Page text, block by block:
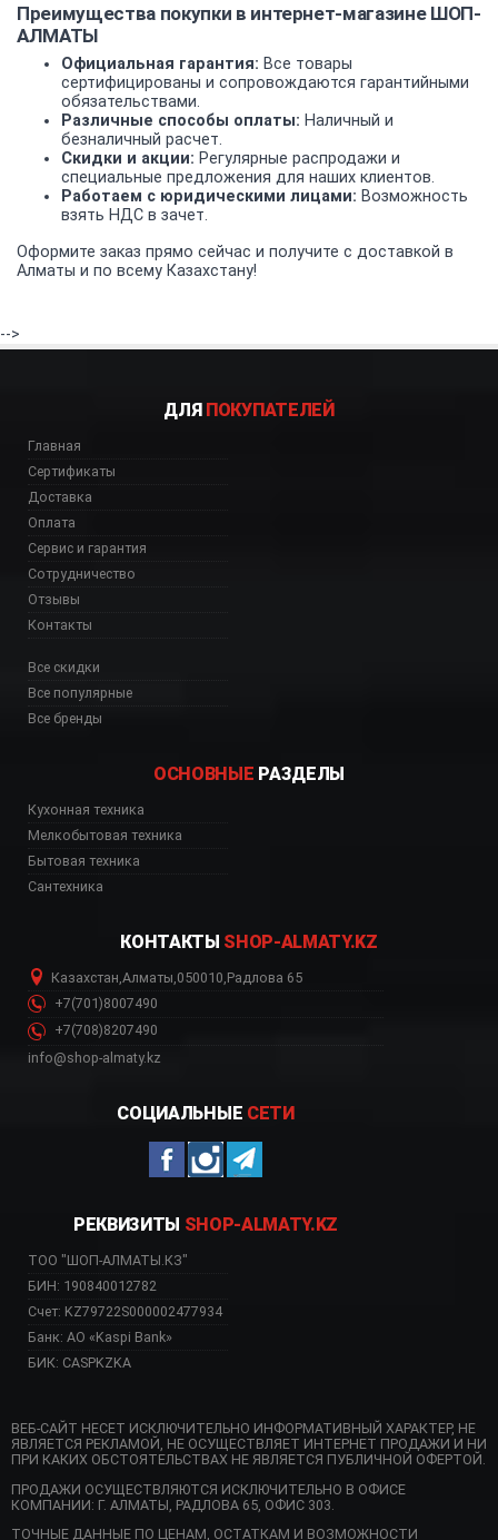
Преимущества покупки в интернет-магазине ШОП-
АЛМАТЫ
Официальная гарантия: Все товары
сертифицированы и сопровождаются гарантийными
обязательствами.
Различные способы оплаты: Наличный и
безналичный расчет.
Скидки и акции: Регулярные распродажи и
специальные предложения для наших клиентов.
Работаем с юридическими лицами: Возможность
взять НДС в зачет.
Оформите заказ прямо сейчас и получите с доставкой в
Алматы и по всему Казахстану!
-->
ДЛЯ ПОКУПАТЕЛЕЙ
Главная
Сертификаты
Доставка
Оплата
Сервис и гарантия
Сотрудничество
Отзывы
Контакты
Все скидки
Все популярные
Все бренды
ОСНОВНЫЕ РАЗДЕЛЫ
Кухонная техника
Мелкобытовая техника
Бытовая техника
Сантехника
КОНТАКТЫ SHOP-ALMATY.KZ
Казахстан Алматы 050010 Радлова 65
+7(701)8007490
+7(708)8207490
info@shop-almaty.kz
СОЦИАЛЬНЫЕ СЕТИ
РЕКВИЗИТЫ SHOP-ALMATY.KZ
ТОО "ШОП-АЛМАТЫ.КЗ"
БИН: 190840012782
Счет: KZ79722S000002477934
Банк: АО «Kaspi Bank»
БИК: CASPKZKA
ВЕБ-САЙТ НЕСЕТ ИСКЛЮЧИТЕЛЬНО ИНФОРМАТИВНЫЙ ХАРАКТЕР, НЕ
ЯВЛЯЕТСЯ РЕКЛАМОЙ, НЕ ОСУЩЕСТВЛЯЕТ ИНТЕРНЕТ ПРОДАЖИ И НИ
ПРИ КАКИХ ОБСТОЯТЕЛЬСТВАХ НЕ ЯВЛЯЕТСЯ ПУБЛИЧНОЙ ОФЕРТОЙ.
ПРОДАЖИ ОСУЩЕСТВЛЯЮТСЯ ИСКЛЮЧИТЕЛЬНО В ОФИСЕ
КОМПАНИИ: Г. АЛМАТЫ, РАДЛОВА 65, ОФИС 303.
ТОЧНЫЕ ДАННЫЕ ПО ЦЕНАМ, ОСТАТКАМ И ВОЗМОЖНОСТИ